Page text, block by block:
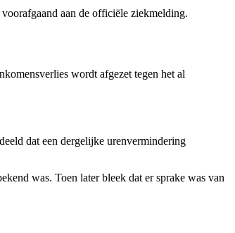
aan de officiële ziekmelding.
wordt afgezet tegen het al
dat een dergelijke urenvermindering
was. Toen later bleek dat er sprake was van